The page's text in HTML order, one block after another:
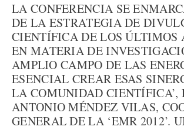
LA CONFERENCIA SE
DE LA ESTRATEGIA DE
CIENTÍFICA DE LOS ÚLTIMOS
EN MATERIA DE
AMPLIO CAMPO DE LAS
ESENCIAL CREAR ESAS
LA COMUNIDAD CIENTÍFICA’,
ANTONIO MÉNDEZ VILAS,
GENERAL DE LA ‘EMR 2012’.